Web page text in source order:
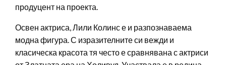
продуцент на проекта.
Освен актриса, Лили Колинс е и разпознаваема
модна фигура. С изразителните си вежди и
класическа красота тя често е сравнявана с актриси